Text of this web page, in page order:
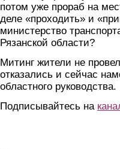
потом уже прораб на
деле «проходить» и
министерство
Рязанской области?
Митинг жители не
отказались и сейчас
областного руководства.
Подписывайтесь на